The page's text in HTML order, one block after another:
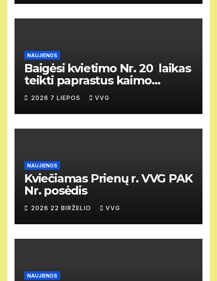
NAUJIENOS
Baigėsi kvietimo Nr. 20 laikas
teikti paprastus kaimo
vietovių vietos projektus
2026 7 LIEPOS VVG
NAUJIENOS
Kviečiamas Prienų r. VVG PAK
Nr. posėdis
2026 22 BIRŽELIO VVG
NAUJIENOS